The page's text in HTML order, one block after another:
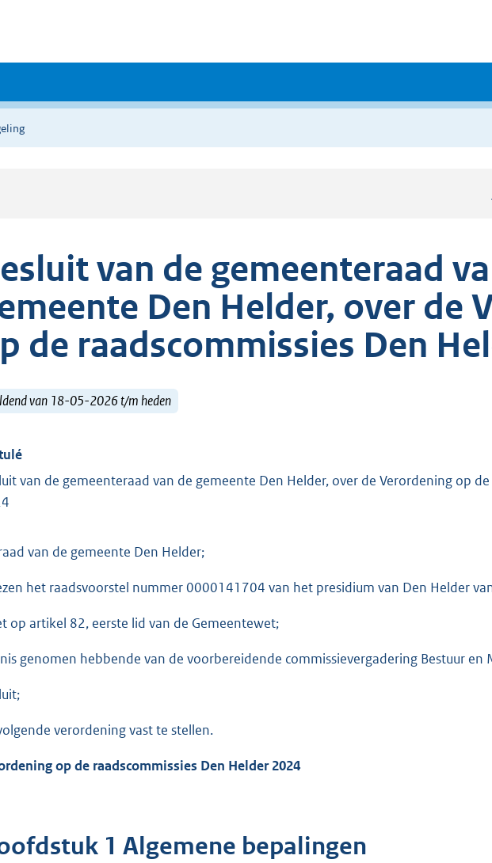
van de gemeenteraad
Den Helder, over de
de raadscommissies Den
van 18-05-2026 t/m heden
van de gemeenteraad van de gemeente Den Helder, over de Verordening op
van de gemeente Den Helder;
het raadsvoorstel nummer 0000141704 van het presidium van Den Helder
op artikel 82, eerste lid van de Gemeentewet;
genomen hebbende van de voorbereidende commissievergadering Bestuur
verordening vast te stellen.
op de raadscommissies Den Helder 2024
1 Algemene bepalingen